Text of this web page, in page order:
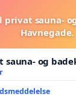
privat sauna-
Havnegade.
og